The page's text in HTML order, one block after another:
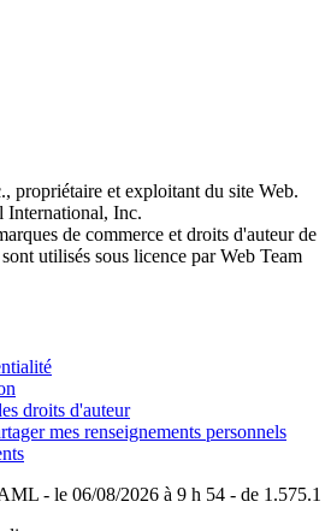
propriétaire et exploitant du site Web.
International, Inc.
de commerce et droits d'auteur de
utilisés sous licence par Web Team
droits d'auteur
mes renseignements personnels
- le 06/08/2026 à 9 h 54 - de 1.575.1